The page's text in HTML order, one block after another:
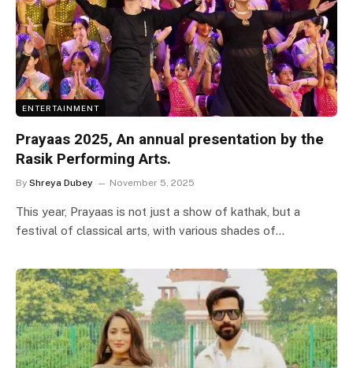
ENTERTAINMENT
Prayaas 2025, An annual presentation by the
Rasik Performing Arts.
By Shreya Dubey November 5, 2025
This year, Prayaas is not just a show of kathak, but a
festival of classical arts, with various shades of…